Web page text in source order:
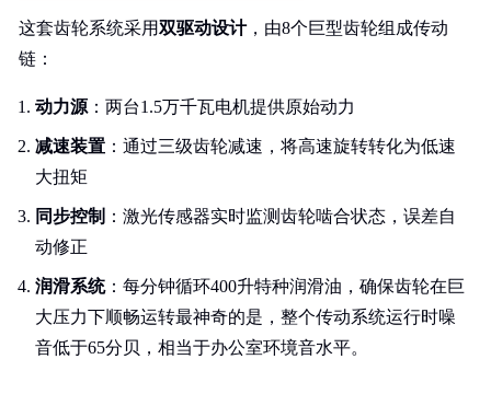
这套齿轮系统采用双驱动设计，由8个巨型齿轮组成传动
链：
动力源 ：两台1.5万千瓦电机提供原始动力
减速装置 ：通过三级齿轮减速，将高速旋转转化为低速
大扭矩
同步控制 ：激光传感器实时监测齿轮啮合状态，误差自
动修正
润滑系统：每分钟循环400升特种润滑油，确保齿轮在巨
大压力下顺畅运转最神奇的是，整个传动系统运行时噪
音低于65分贝，相当于办公室环境音水平。